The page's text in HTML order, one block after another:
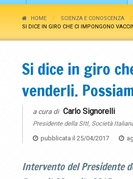
HOME SCIENZA E CONOSCENZA
SI DICE IN GIRO CHE CI IMPONGONO
Si dice in giro
venderli.
a cura di Carlo Signorelli
Presidente della SItI, Società
pubblicata il 25/04/2017
Intervento del Presidente